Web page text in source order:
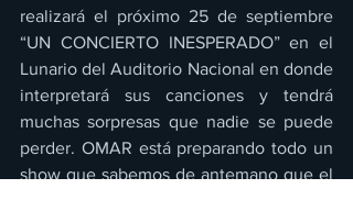
realizará el próximo 25 de septiembre
“UN CONCIERTO INESPERADO” en el
Lunario del Auditorio Nacional en donde
interpretará sus canciones y tendrá
muchas sorpresas que nadie se puede
perder. OMAR está preparando todo un
show que sabemos de antemano que el